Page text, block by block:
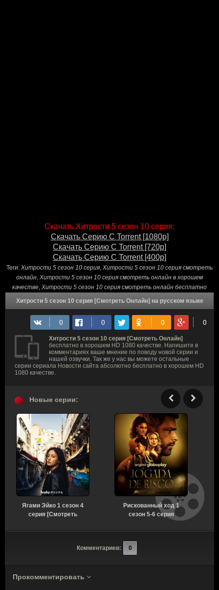
Скачать Хитрости 5 сезон 10 серия:
Скачать Серию С Torrent [1080p]
Скачать Серию С Torrent [720p]
Скачать Серию С Torrent [400p]
Теги: Хитрости 5 сезон 10 серия, Хитрости 5 сезон 10 серия смотреть
онлайн, Хитрости 5 сезон 10 серия смотреть онлайн в хорошем
качестве, Хитрости 5 сезон 10 серия смотреть онлайн бесплатно
Хитрости 5 сезон 10 серия [Смотреть Онлайн] на русском языке
Хитрости 5 сезон 10 серия [Смотреть Онлайн]
бесплатно в хорошем HD 1080 качестве. Напишите в
комментариях ваше мнение по поводу новой серии и
нашей озвучки. Так же у нас вы можете остальные
серии сериала Новости сайта абсолютно бесплатно в хорошем HD
1080 качестве.
Новые серии:
Ягами Эйко 1 сезон 4
серия [Смотреть
Рискованный ход 1
сезон 5-6 серия
Комментариев: 0
Прокомментировать